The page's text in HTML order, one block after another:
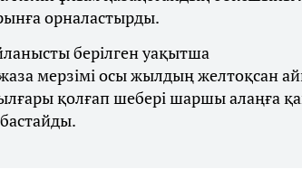
орналастырды.
берілген уақытша
мерзімі осы жылдың желтоқсан
қолғап шебері шаршы алаңға